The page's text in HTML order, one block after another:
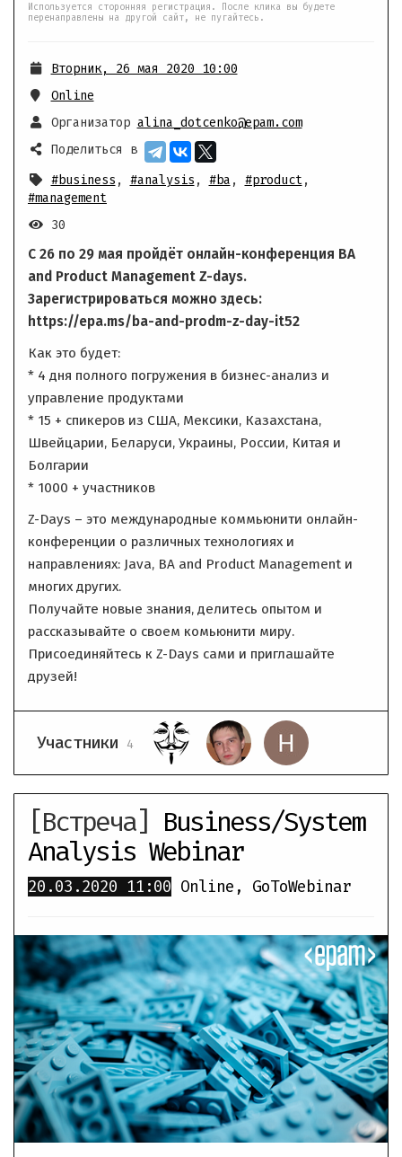
Используется сторонняя регистрация. После клика вы будете
перенаправлены на другой сайт, не пугайтесь.
Вторник, 26 мая 2020 10:00
Online
Организатор alina_dotcenko@epam.com
Поделиться в
#business , #analysis , #ba , #product,
#management
30
С 26 по 29 мая пройдёт онлайн-конференция BA
and Product Management Z-days.
Зарегистрироваться можно здесь:
https://epa.ms/ba-and-prodm-z-day-it52
Как это будет:
* 4 дня полного погружения в бизнес-анализ и
управление продуктами
* 15 + спикеров из США, Мексики, Казахстана,
Швейцарии, Беларуси, Украины, России, Китая и
Болгарии
* 1000 + участников
Z-Days – это международные коммьюнити онлайн-
конференции о различных технологиях и
направлениях: Java, ВA and Product Management и
многих других.
Получайте новые знания, делитесь опытом и
рассказывайте о своем комьюнити миру.
Присоединяйтесь к Z-Days сами и приглашайте
друзей!
Участники 4
[Встреча]
Business/System
Analysis Webinar
20.03.2020 11:00 Online , GoToWebinar